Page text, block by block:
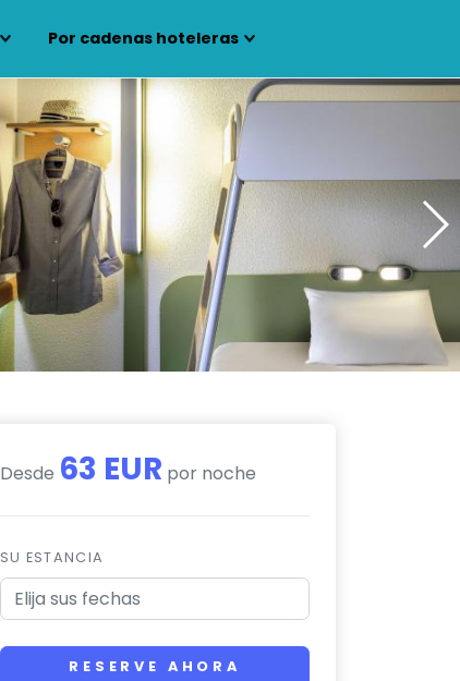
Por cadenas hoteleras
Desde 63 EUR por noche
SU ESTANCIA
RESERVE AHORA